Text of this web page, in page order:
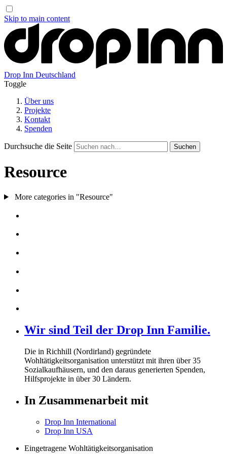
Skip to main content
Drop Inn Deutschland
Toggle
Über uns
Projekte
Kontakt
Spenden
Durchsuche die Seite
Resource
More categories in "Resource"
Wir sind Teil der Drop Inn Familie.
Die in Richhill (Nordirland) gegründete
Wohltätigkeitsorganisation unterstützt mit ihren über35
Sozialkaufhäusern, und den daraus generierten Spenden,
Hilfsprojekte in über30 Ländern.
In Zusammenarbeit mit
Drop Inn International
Drop Inn USA
Eingetragene Wohltätigkeitsorganisation